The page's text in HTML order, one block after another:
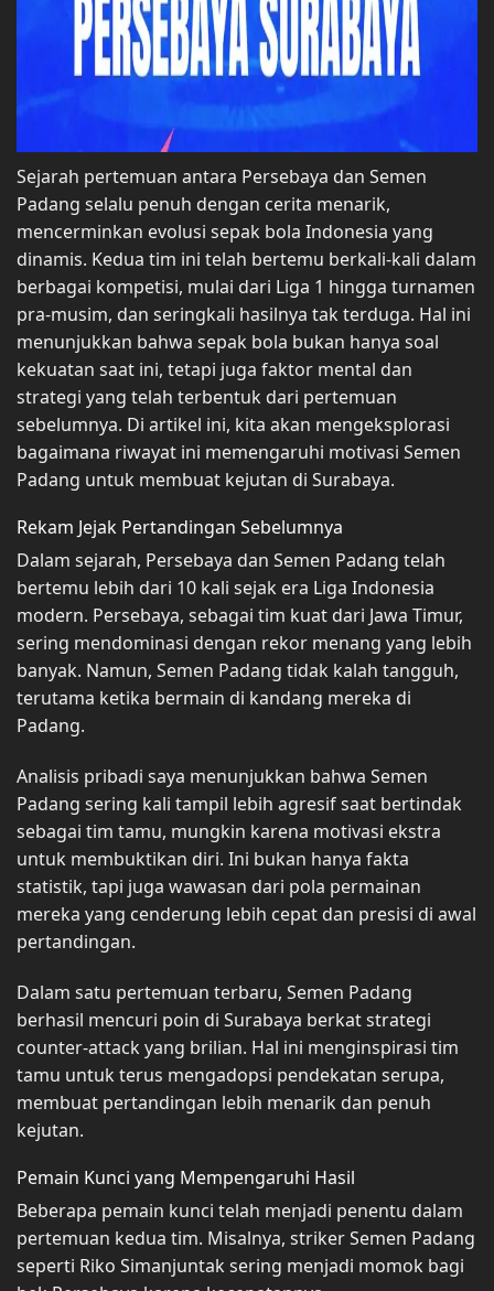
Sejarah pertemuan antara Persebaya dan Semen
Padang selalu penuh dengan cerita menarik,
mencerminkan evolusi sepak bola Indonesia yang
dinamis. Kedua tim ini telah bertemu berkali-kali dalam
berbagai kompetisi, mulai dari Liga 1 hingga turnamen
pra-musim, dan seringkali hasilnya tak terduga. Hal ini
menunjukkan bahwa sepak bola bukan hanya soal
kekuatan saat ini, tetapi juga faktor mental dan
strategi yang telah terbentuk dari pertemuan
sebelumnya. Di artikel ini, kita akan mengeksplorasi
bagaimana riwayat ini memengaruhi motivasi Semen
Padang untuk membuat kejutan di Surabaya.
Rekam Jejak Pertandingan Sebelumnya
Dalam sejarah, Persebaya dan Semen Padang telah
bertemu lebih dari 10 kali sejak era Liga Indonesia
modern. Persebaya, sebagai tim kuat dari Jawa Timur,
sering mendominasi dengan rekor menang yang lebih
banyak. Namun, Semen Padang tidak kalah tangguh,
terutama ketika bermain di kandang mereka di
Padang.
Analisis pribadi saya menunjukkan bahwa Semen
Padang sering kali tampil lebih agresif saat bertindak
sebagai tim tamu, mungkin karena motivasi ekstra
untuk membuktikan diri. Ini bukan hanya fakta
statistik, tapi juga wawasan dari pola permainan
mereka yang cenderung lebih cepat dan presisi di awal
pertandingan.
Dalam satu pertemuan terbaru, Semen Padang
berhasil mencuri poin di Surabaya berkat strategi
counter-attack yang brilian. Hal ini menginspirasi tim
tamu untuk terus mengadopsi pendekatan serupa,
membuat pertandingan lebih menarik dan penuh
kejutan.
Pemain Kunci yang Mempengaruhi Hasil
Beberapa pemain kunci telah menjadi penentu dalam
pertemuan kedua tim. Misalnya, striker Semen Padang
seperti Riko Simanjuntak sering menjadi momok bagi